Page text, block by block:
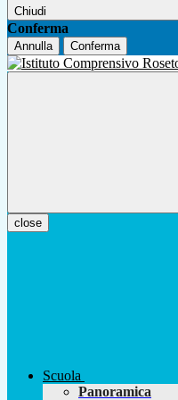
Chiudi
Conferma
Annulla Conferma
close
Scuola
Panoramica